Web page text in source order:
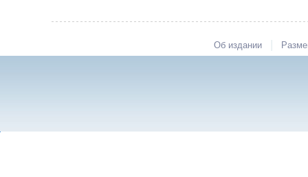
Об издании |